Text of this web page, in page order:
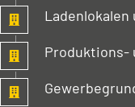
Laden­lokalen
Produktions-